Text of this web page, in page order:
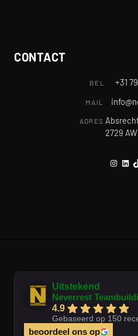
CONTACT
BEL +31
MAIL
ADRES
2729
Uitstekend
Neverrest
4.9
Gebaseerd op 150
beoordeel ons op